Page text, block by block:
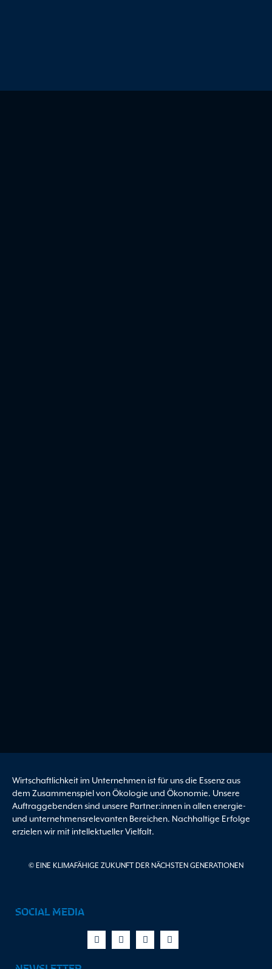
Wirtschaftlichkeit im Unternehmen ist für uns die Essenz aus
dem Zusammenspiel von Ökologie und Ökonomie. Unsere
Auftraggebenden sind unsere Partner:innen in allen energie-
und unternehmensrelevanten Bereichen. Nachhaltige Erfolge
erzielen wir mit intellektueller Vielfalt.
© EINE KLIMAFÄHIGE ZUKUNFT DER NÄCHSTEN GENERATIONEN
SOCIAL MEDIA
Facebook-
f
X-
twitter
YoutubeLinkedin